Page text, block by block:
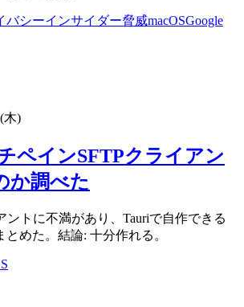
バシーインサイダー脅威macOSGoogle
木)
ペインSFTPクライアン
か調べた
ントに不満があり、Tauriで自作できる
めた。結論: 十分作れる。